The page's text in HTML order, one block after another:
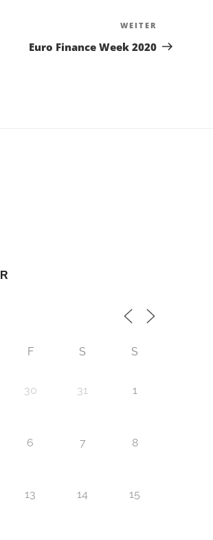
Beitrag
WEITER
Euro Finance Week 2020
F S S
30 31 1
6 7 8
13 14 15